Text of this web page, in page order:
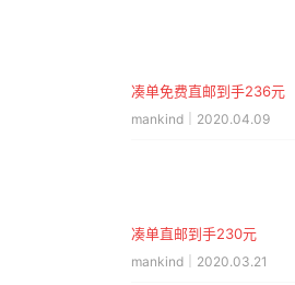
凑单免费直邮到手236元
mankind｜2020.04.09
凑单直邮到手230元
mankind｜2020.03.21